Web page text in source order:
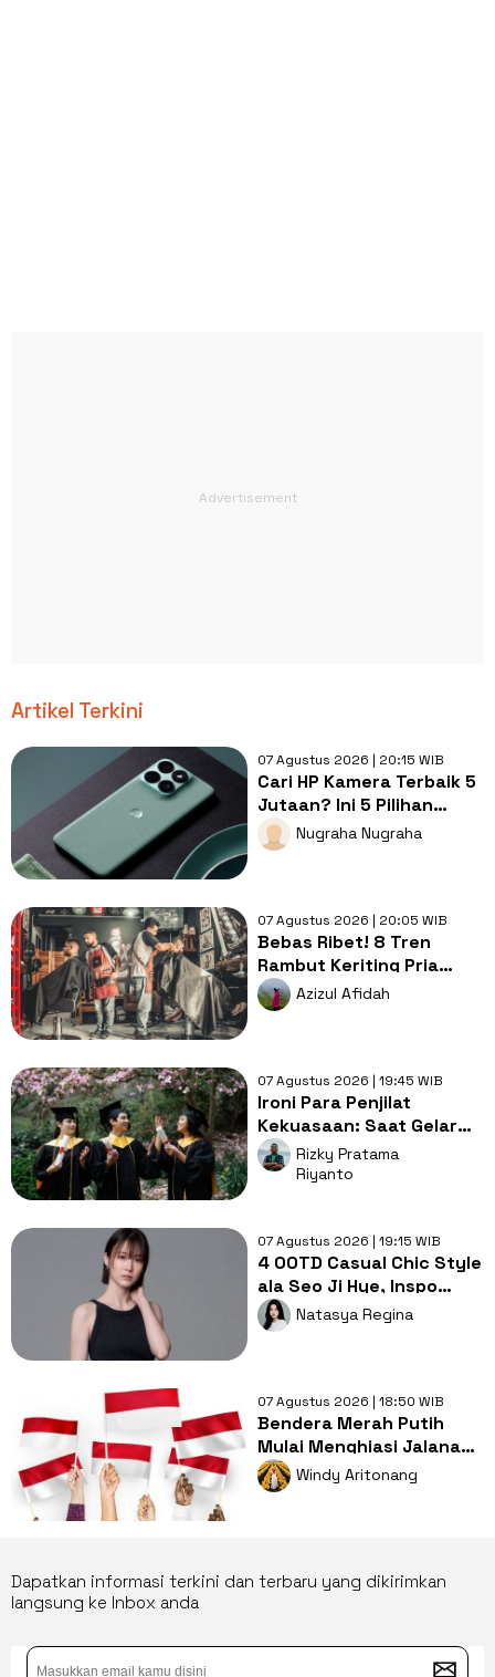
Artikel Terkini
07 Agustus 2026 | 20:15 WIB
Cari HP Kamera Terbaik 5
Jutaan? Ini 5 Pilihan
dengan Foto Paling Tajam
Nugraha Nugraha
07 Agustus 2026 | 20:05 WIB
Bebas Ribet! 8 Tren
Rambut Keriting Pria
untuk Wajah Kotak yang
Gampang Ditata
Azizul Afidah
07 Agustus 2026 | 19:45 WIB
Ironi Para Penjilat
Kekuasaan: Saat Gelar
Akademis Kalah oleh
Mental ABS
Rizky Pratama
Riyanto
07 Agustus 2026 | 19:15 WIB
4 OOTD Casual Chic Style
ala Seo Ji Hye, Inspo
Gaya Ngampus Sampai
Ngantor!
Natasya Regina
07 Agustus 2026 | 18:50 WIB
Bendera Merah Putih
Mulai Menghiasi Jalanan,
Mengapa Tradisi ini
Penting?
Windy Aritonang
Dapatkan informasi terkini dan terbaru yang dikirimkan
langsung ke Inbox anda